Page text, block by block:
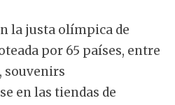
la justa olímpica de
por 65 países, entre
souvenirs
en las tiendas de